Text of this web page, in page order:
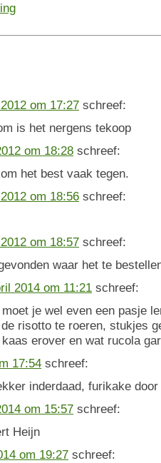
om 17:27 schreef:
is het nergens tekoop
om 18:28 schreef:
het best vaak tegen.
om 18:56 schreef:
om 18:57 schreef:
waar het te
2014 om 11:21 schreef:
je wel even een pasje
risotto te roeren, stukjes
erover en wat rucola
17:54 schreef:
inderdaad, furikake
om 15:57 schreef:
Heijn
om 19:27 schreef: